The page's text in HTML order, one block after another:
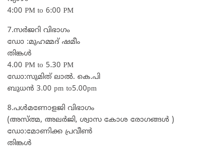
4:00 PM to 6:00 PM
7.സർജറി വിഭാഗം
ഡോ :മുഹമ്മദ്‌ ഷമീം
തിങ്കൾ
4.00 PM to 5.30 PM
ഡോ:സുമിത് ലാൽ. കെ.പി
ബുധൻ 3.00 pm to5.00pm
8.പൾമണോളജി വിഭാഗം
(അസ്ത്മ, അലർജി, ശ്വാസ കോശ രോഗങ്ങൾ )
ഡോ:മോണിക്ക പ്രവീൺ
തിങ്കൾ